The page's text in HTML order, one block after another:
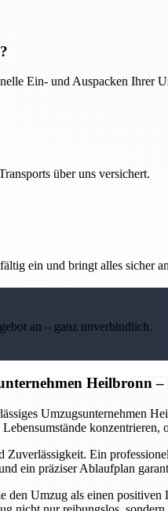
Ein- und Auspacken Ihrer
über uns versichert.
ein und bringt alles sicher
an – ganz unverbindlich.
Heilbronn
Umzugsunternehmen
Ein
ein präziser Ablaufplan
Umzug als einen